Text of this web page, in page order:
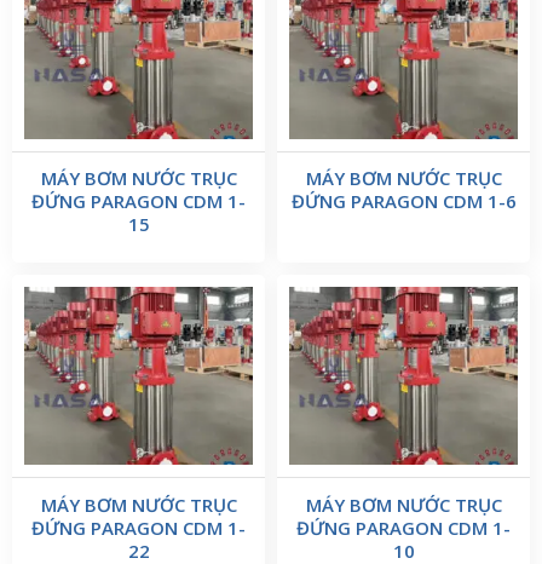
MÁY BƠM NƯỚC TRỤC
ĐỨNG PARAGON CDM 1-
15
MÁY BƠM NƯỚC TRỤC
ĐỨNG PARAGON CDM 1-6
MÁY BƠM NƯỚC TRỤC
ĐỨNG PARAGON CDM 1-
22
MÁY BƠM NƯỚC TRỤC
ĐỨNG PARAGON CDM 1-
10